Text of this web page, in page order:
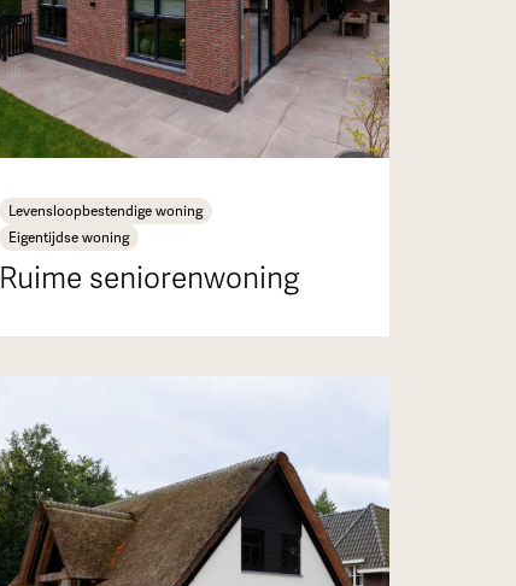
Levensloopbestendige woning
Eigentijdse woning
Ruime seniorenwoning